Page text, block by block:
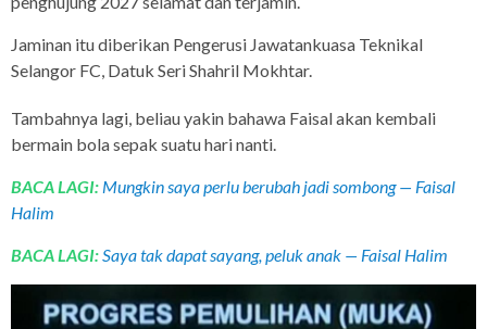
Jaminan itu diberikan Pengerusi Jawatankuasa Teknikal
Selangor FC, Datuk Seri Shahril Mokhtar.
Tambahnya lagi, beliau yakin bahawa Faisal akan kembali
bermain bola sepak suatu hari nanti.
BACA LAGI: Mungkin saya perlu berubah jadi sombong — Faisal
Halim
BACA LAGI:Saya tak dapat sayang, peluk anak — Faisal Halim